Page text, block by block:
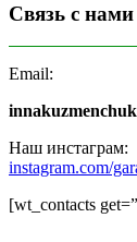
Связь с нами
Email:
Наш инстаграм:
instagram.com/
[wt_contacts